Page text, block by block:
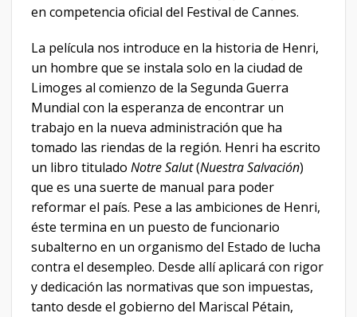
en competencia oficial del Festival de Cannes.
La película nos introduce en la historia de Henri,
un hombre que se instala solo en la ciudad de
Limoges al comienzo de la Segunda Guerra
Mundial con la esperanza de encontrar un
trabajo en la nueva administración que ha
tomado las riendas de la región. Henri ha escrito
un libro titulado Notre Salut(Nuestra Salvación)
que es una suerte de manual para poder
reformar el país. Pese a las ambiciones de Henri,
éste termina en un puesto de funcionario
subalterno en un organismo del Estado de lucha
contra el desempleo. Desde allí aplicará con rigor
y dedicación las normativas que son impuestas,
tanto desde el gobierno del Mariscal Pétain,